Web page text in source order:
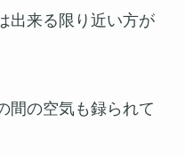
出来る限り近い方が
間の空気も録られて